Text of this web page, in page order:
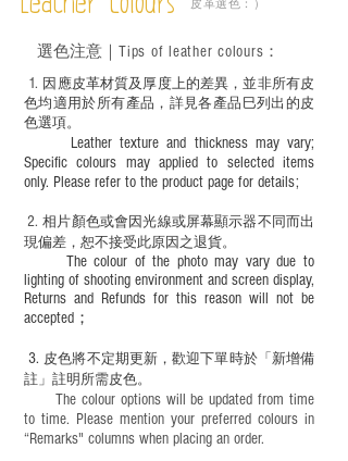
皮革選色：）
1. ​ 因應皮革材質及厚度上的差異，並非所有皮
色均適用於所有產品，詳見各產品巳列出的皮
色選項。
Leather texture and thickness may vary;
Specific colours may applied to selected items
only. Please refer to the product page for details;
​2.相片顏色或會因光線或屏幕顯示器不同而出
現偏差，恕不接受此原因之退貨。
The colour of the photo may vary due to
lighting of shooting environment and screen display,
Returns and Refunds for this reason will not be
accepted；
3. 皮色將不定期更新，歡迎下單時於「新增備
註」註明 所需皮色。
The colour options will be updated from time
to time. Please mention your preferred colours in
“Remarks" columns when placing an order.
選色注意｜ Tips of leather colours ：